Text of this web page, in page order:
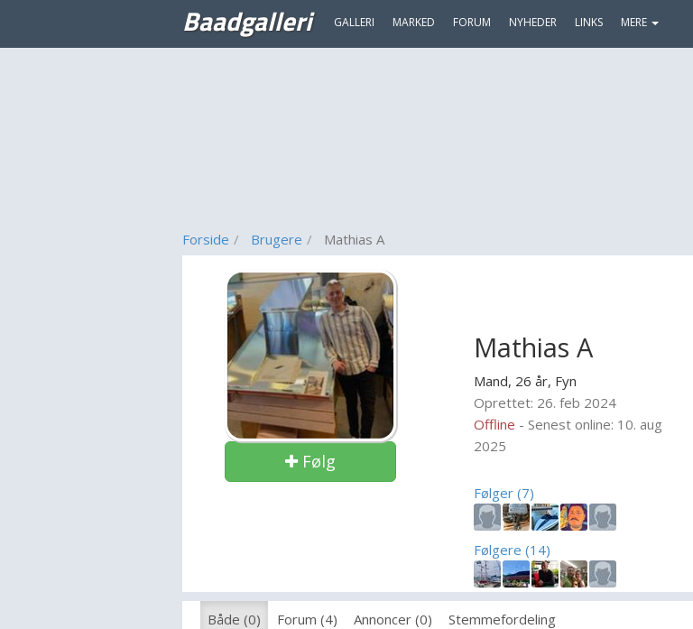
Baadgalleri GALLERI MARKED FORUM NYHEDER LINKS MERE
Forside Brugere Mathias A
Følg
Mathias A
Mand, 26 år, Fyn
Oprettet: 26. feb 2024
Offline - Senest online: 10. aug
2025
Følger (7)
Følgere (14)
Både (0) Forum (4) Annoncer (0) Stemmefordeling